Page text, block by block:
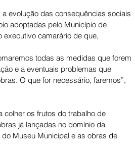
evolução das consequências sociais
adoptadas pelo Município de
executivo camarário de que,
todas as medidas que forem
e a eventuais problemas que
O que for necessário, faremos”,
colher os frutos do trabalho de
já lançadas no domínio da
Museu Municipal e as obras de